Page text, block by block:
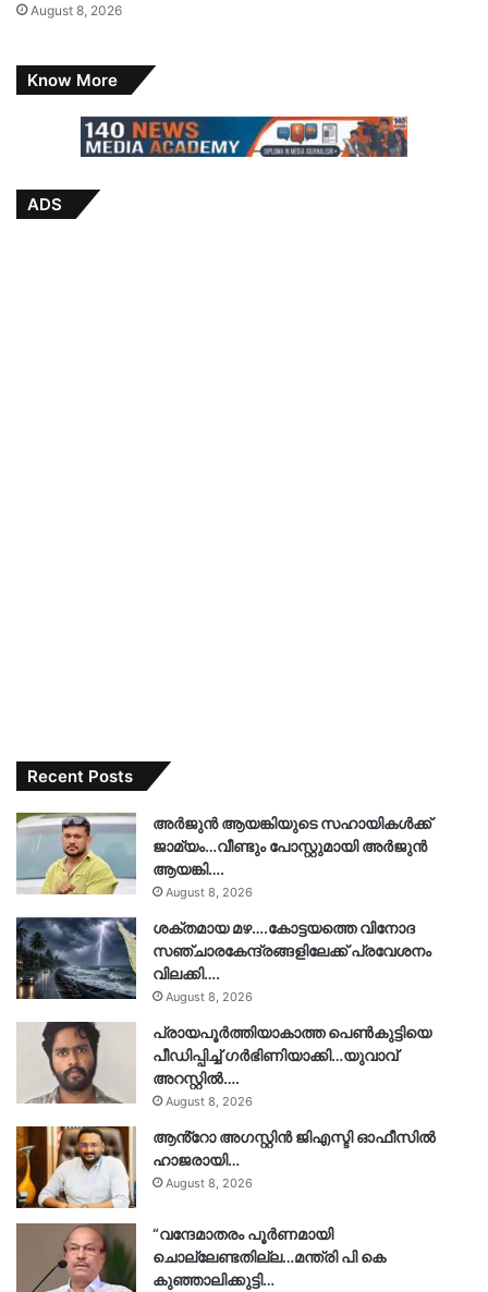
August 8, 2026
Know More
ADS
Recent Posts
അർജുൻ ആയങ്കിയുടെ സഹായികൾക്ക്
ജാമ്യം…വീണ്ടും പോസ്റ്റുമായി അർജുൻ
ആയങ്കി….
August 8, 2026
ശക്തമായ മഴ….കോട്ടയത്തെ വിനോദ
സഞ്ചാരകേന്ദ്രങ്ങളിലേക്ക് പ്രവേശനം
വിലക്കി….
August 8, 2026
പ്രായപൂർത്തിയാകാത്ത പെൺകുട്ടിയെ
പീഡിപ്പിച്ച് ഗർഭിണിയാക്കി…യുവാവ്
അറസ്റ്റിൽ….
August 8, 2026
ആൻ്റോ അഗസ്റ്റിന്‍ ജിഎസ്ടി ഓഫീസില്‍
ഹാജരായി…
August 8, 2026
“വന്ദേമാതരം പൂർണമായി
ചൊല്ലേണ്ടതില്ല…മന്ത്രി പി കെ
കുഞ്ഞാലിക്കുട്ടി…